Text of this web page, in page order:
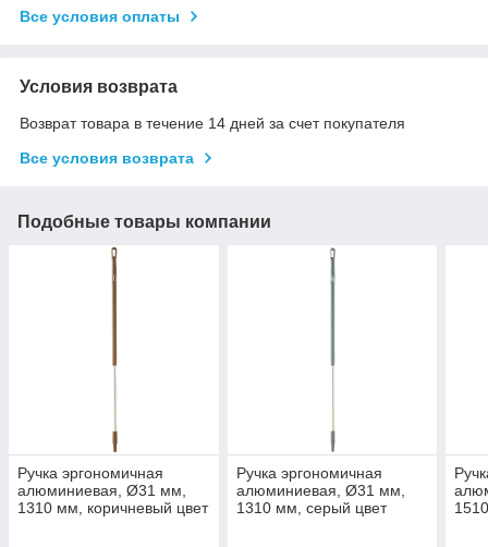
Все условия оплаты
Условия возврата
Возврат товара в течение 14 дней за счет покупателя
Все условия возврата
Подобные товары компании
Ручка эргономичная
алюминиевая, Ø31 мм,
1310 мм, коричневый цвет
Ручка эргономичная
алюминиевая, Ø31 мм,
1310 мм, серый цвет